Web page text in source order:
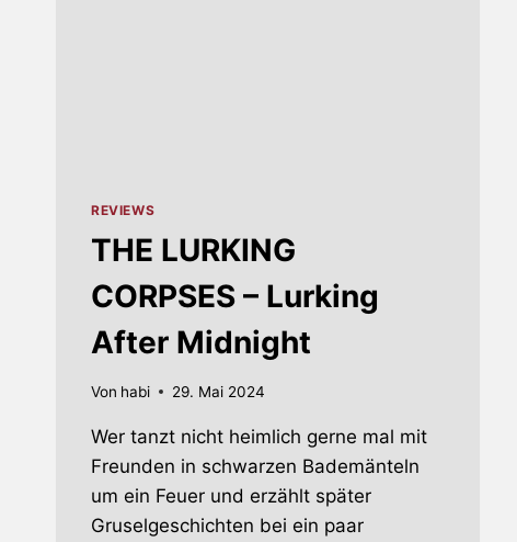
REVIEWS
THE LURKING
CORPSES – Lurking
After Midnight
Von habi 29. Mai 2024
Wer tanzt nicht heimlich gerne mal mit
Freunden in schwarzen Bademänteln
um ein Feuer und erzählt später
Gruselgeschichten bei ein paar